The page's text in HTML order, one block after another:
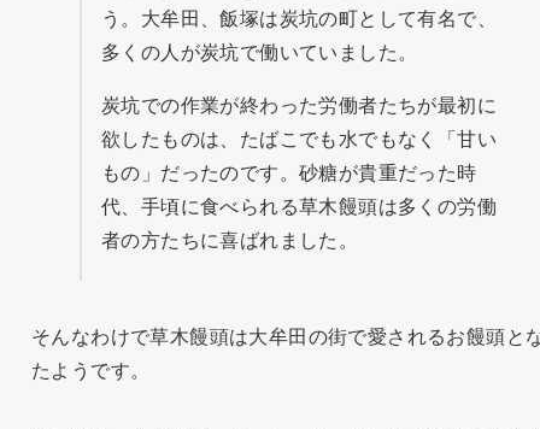
う。大牟田、飯塚は炭坑の町として有名で、
多くの人が炭坑で働いていました。
炭坑での作業が終わった労働者たちが最初に
欲したものは、たばこでも水でもなく「甘い
もの」だったのです。砂糖が貴重だった時
代、手頃に食べられる草木饅頭は多くの労働
者の方たちに喜ばれました。
そんなわけで草木饅頭は大牟田の街で愛されるお饅頭と
たようです。